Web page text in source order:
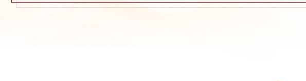
民牺牲一切，永不叛党。”铿锵有力的入党誓词在十堰市茅箭区茅塔乡东沟村的青山翠